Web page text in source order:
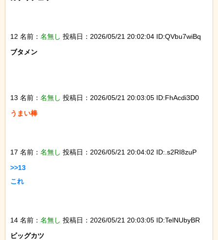
12 名前： 名無し 投稿日：2026/05/21 20:02:04 ID:QVbu7wiBq
ブタメン
13 名前： 名無し 投稿日：2026/05/21 20:03:05 ID:FhAcdi3D0
うまい棒
17 名前： 名無し 投稿日：2026/05/21 20:04:02 ID:.s2RI8zuP
>>13
これ
14 名前： 名無し 投稿日：2026/05/21 20:03:05 ID:TelNUbyBR
ビッグカツ